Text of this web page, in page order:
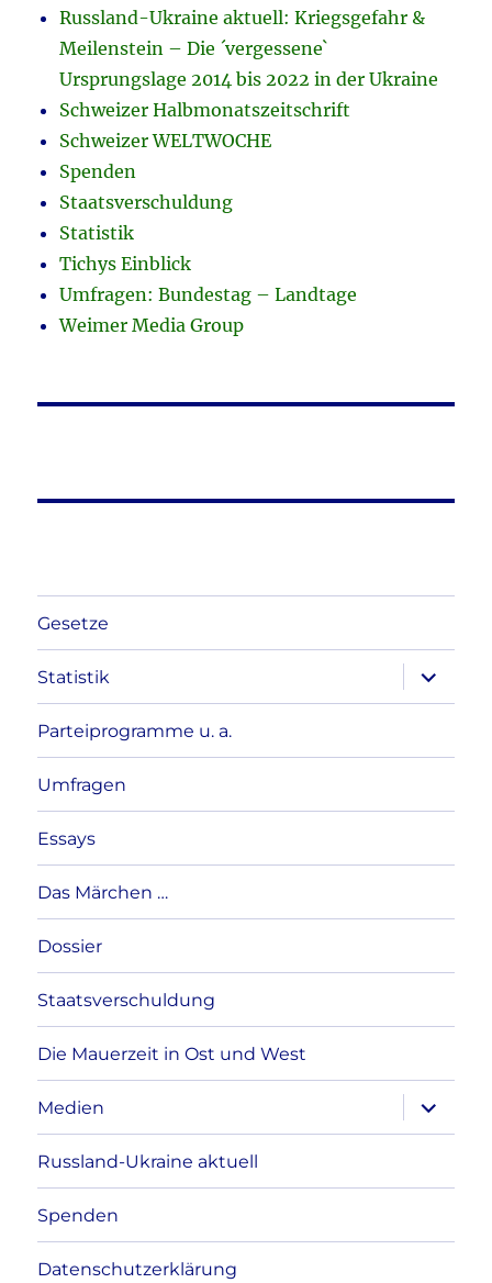
Russland-Ukraine aktuell: Kriegsgefahr &
Meilenstein – Die ´vergessene`
Ursprungslage 2014 bis 2022 in der Ukraine
Schweizer Halbmonatszeitschrift
Schweizer WELTWOCHE
Spenden
Staatsverschuldung
Statistik
Tichys Einblick
Umfragen: Bundestag – Landtage
Weimer Media Group
Gesetze
Statistik
anzeigen
Parteiprogramme u. a.
Umfragen
Essays
Das Märchen …
Dossier
Staatsverschuldung
Die Mauerzeit in Ost und West
Medien
anzeigen
Russland-Ukraine aktuell
Spenden
Datenschutzerklärung